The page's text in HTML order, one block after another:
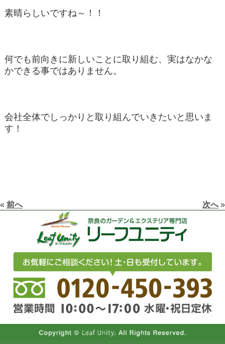
素晴らしいですね～！！
何でも前向きに新しいことに取り組む、実はなかな
かできる事ではありません。
会社全体でしっかりと取り組んでいきたいと思いま
す！
« 前へ 次へ»